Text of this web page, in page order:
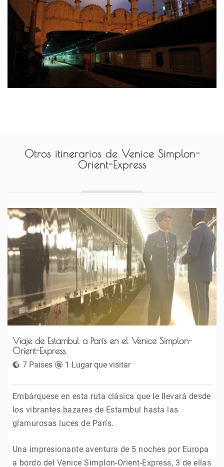
Otros itinerarios de Venice Simplon-
Orient-Express
Viaje de Estambul a París en el Venice Simplon-
Orient-Express
7 Países 1 Lugar que visitar
Embárquese en esta ruta clásica que le llevará desde
los vibrantes bazares de Estambul hasta las
glamurosas luces de París.
Una impresionante aventura de 5 noches por Europa
a bordo del Venice Simplon-Orient-Express, 3 de ellas